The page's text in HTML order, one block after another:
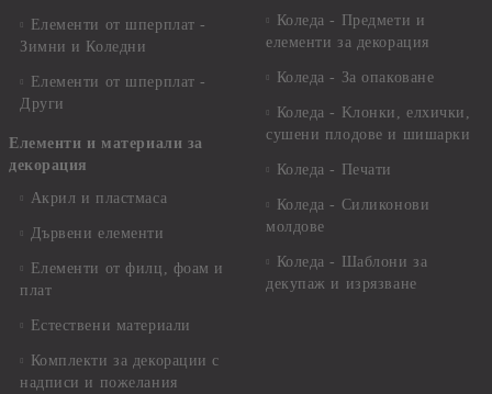
Елементи от шперплат -
Зимни и Коледни
Елементи от шперплат -
Други
Елементи и материали за
декорация
Акрил и пластмаса
Дървени елементи
Елементи от филц, фоам и
плат
Естествени материали
Комплекти за декорации с
надписи и пожелания
Коледа - Предмети и
елементи за декорация
Коледа - За опаковане
Коледа - Kлонки, елхички,
сушени плодове и шишарки
Коледа - Печати
Коледа - Силиконови
молдове
Коледа - Шаблони за
декупаж и изрязване